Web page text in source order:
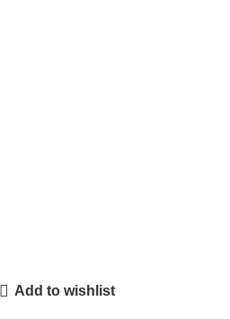
Add to wishlist